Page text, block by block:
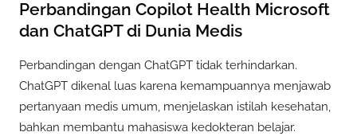
Perbandingan Copilot Health Microsoft
dan ChatGPT di Dunia Medis
Perbandingan dengan ChatGPT tidak terhindarkan.
ChatGPT dikenal luas karena kemampuannya menjawab
pertanyaan medis umum, menjelaskan istilah kesehatan,
bahkan membantu mahasiswa kedokteran belajar.